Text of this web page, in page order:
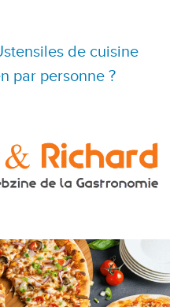
de cuisine
par personne ?